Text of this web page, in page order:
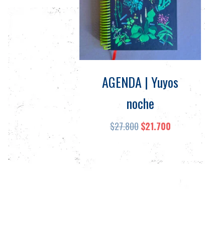
AGENDA | Yuyos
noche
$27.800 $21.700
Las
opciones
se
pueden
elegir
en
la
página
producto